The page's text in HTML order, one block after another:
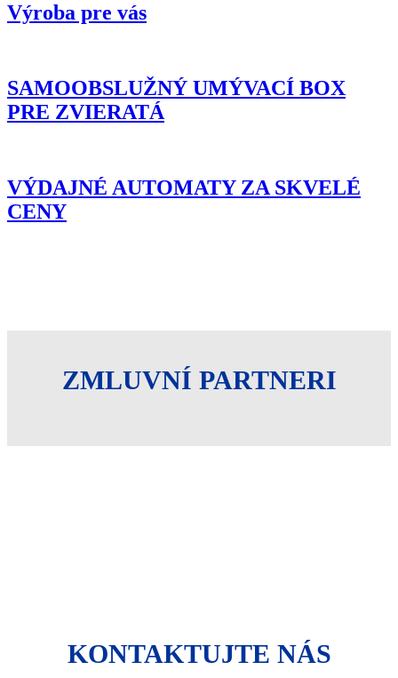
Výroba pre vás
SAMOOBSLUŽNÝ UMÝVACÍ BOX
PRE ZVIERATÁ
VÝDAJNÉ AUTOMATY ZA SKVELÉ
CENY
ZMLUVNÍ PARTNERI
KONTAKTUJTE NÁS